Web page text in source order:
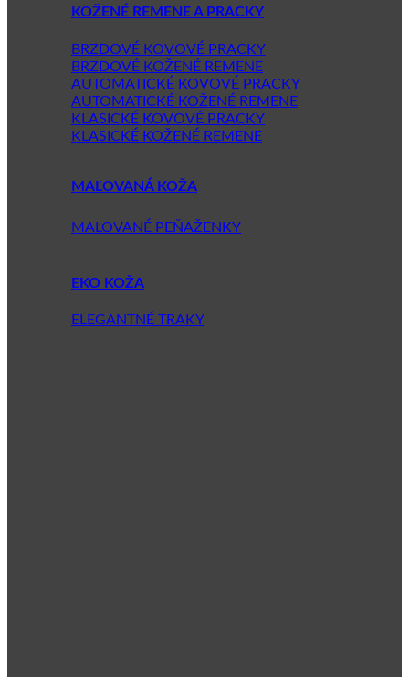
KOŽENÉ REMENE A PRACKY
BRZDOVÉ KOVOVÉ PRACKY
BRZDOVÉ KOŽENÉ REMENE
AUTOMATICKÉ KOVOVÉ PRACKY
AUTOMATICKÉ KOŽENÉ REMENE
KLASICKÉ KOVOVÉ PRACKY
KLASICKÉ KOŽENÉ REMENE
MAĽOVANÁ KOŽA
MAĽOVANÉ PEŇAŽENKY
EKO KOŽA
ELEGANTNÉ TRAKY